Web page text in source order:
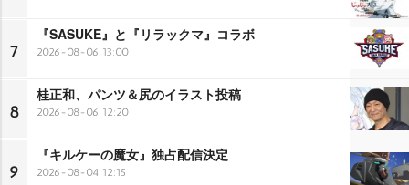
7
『SASUKE』と『リラックマ』コラボ
2026-08-06 13:00
8
桂正和、パンツ＆尻のイラスト投稿
2026-08-06 12:20
9
『キルケーの魔女』独占配信決定
2026-08-04 12:15